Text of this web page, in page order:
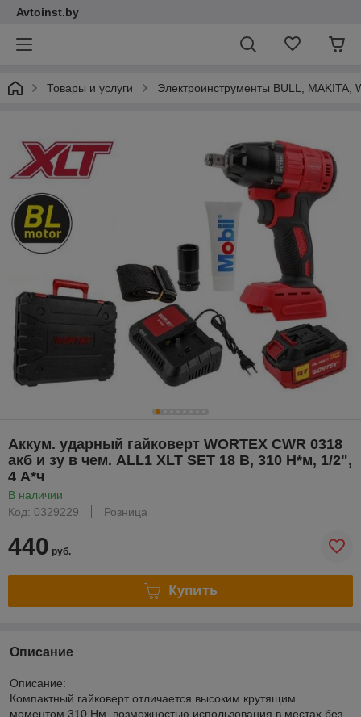
Avtoinst.by
Товары и услуги Электроинструменты BULL,
Аккум. ударный гайковерт WORTEX CWR 0318
акб и зу в чем. ALL1 XLT SET 18 В, 310 Н*м, 1/2",
4 А*ч
В наличии
Код: 0329229
Розница
440 руб.
Купить
Описание
Описание:
Компактный гайковерт отличается высоким крутящим
моментом 310 Нм, возможностью использования в местах без